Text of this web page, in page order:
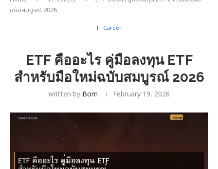
ฉบับสมบูรณ์ 2026
IT Career
ETF คืออะไร คู่มือลงทุน ETF
สำหรับมือใหม่ฉบับสมบูรณ์ 2026
written by Bom February 19, 2026